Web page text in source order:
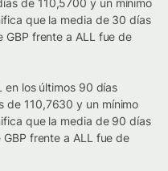
de 110,5700 y un mínimo
que la media de 30 días
frente a ALL fue de
en los últimos 90 días
de 110,7630 y un mínimo
que la media de 90 días
frente a ALL fue de